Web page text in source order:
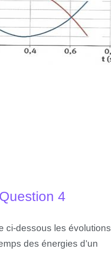
Question 4
ci-dessous les évolutions
des énergies d’un